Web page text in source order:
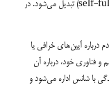
می‌گذارد و به یک پیش‌گویی خودشکوفا (self-fulfilling prophecy) تبدیل می‌شود. در
درباره آیین‌های خرافی یا
فناوری خود، درباره آن
با شانس اداره می‌شود و